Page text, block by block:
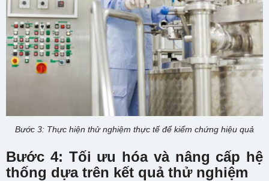
Bước 3: Thực hiện thử nghiệm thực tế để kiểm chứng hiệu quả
Bước 4: Tối ưu hóa và nâng cấp hệ
thống dựa trên kết quả thử nghiệm